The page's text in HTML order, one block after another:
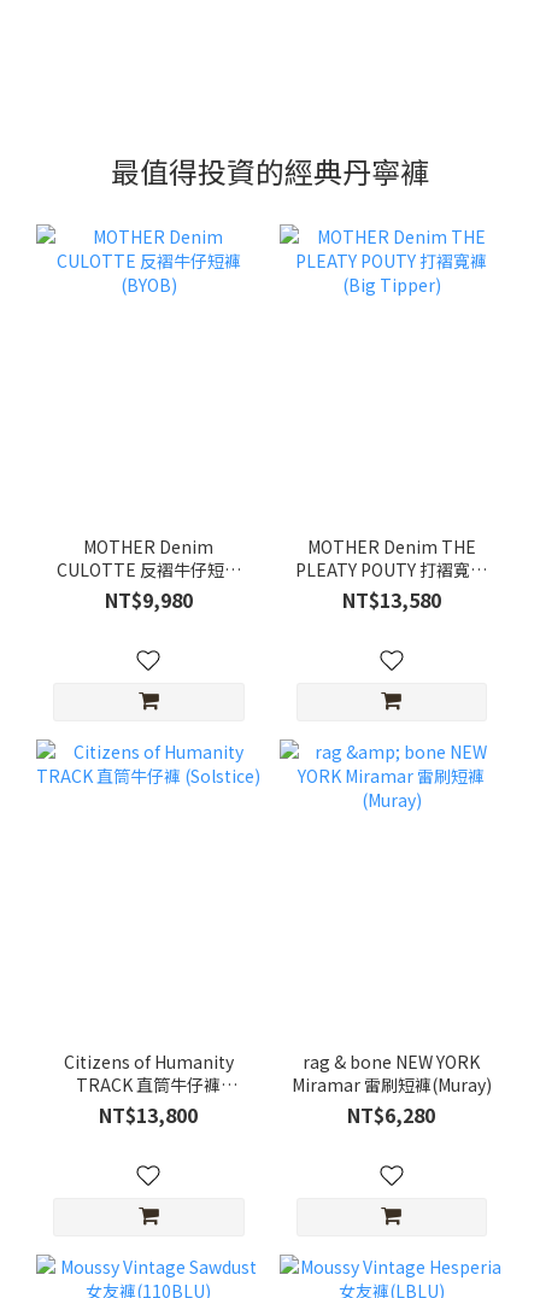
最值得投資的經典丹寧褲
MOTHER Denim
CULOTTE 反褶牛仔短褲
(BYOB)
NT$9,980
MOTHER Denim THE
PLEATY POUTY 打褶寬褲
(Big Tipper)
NT$13,580
Citizens of Humanity
TRACK 直筒牛仔褲
(Solstice)
NT$13,800
rag & bone NEW YORK
Miramar 雷刷短褲(Muray)
NT$6,280